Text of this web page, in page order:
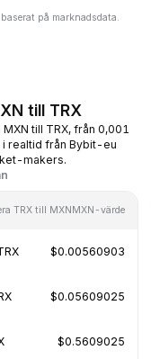
på marknadsdata.
till TRX
till TRX, från 0,001
i realtid från Bybit-eu
makers.
TRX till MXNMXN-värde
$0.00560903
$0.05609025
$0.5609025